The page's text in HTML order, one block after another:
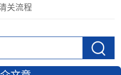
关流程